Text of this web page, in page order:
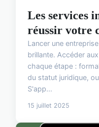
Les services
réussir votre
Lancer une
brillante. Accéder
chaque étape :
du statut juridique,
S'app...
15 juillet 2025